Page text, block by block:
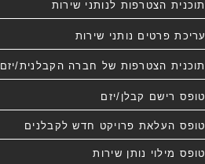
תוכנית הצטרפות לנותני שירות
עריכת פרטים נותני שירות
תוכנית הצטרפות של חברה הקבלנית/יזם
טופס רישם קבלן/יזם
טופס העלאת פרויקט חדש לקבלנים
טופס מילוי נותן שירות